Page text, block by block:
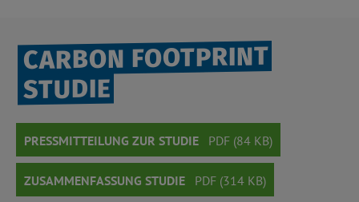
CARBON FOOTPRINT
STUDIE
PRESSMITTEILUNG ZUR STUDIE PDF (84 KB)
ZUSAMMENFASSUNG STUDIE PDF (314 KB)